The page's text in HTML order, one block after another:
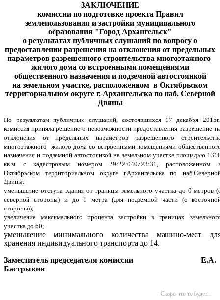
ЗАКЛЮЧЕНИЕ
комиссии по подготовке проекта Правил
землепользования и застройки муниципального
образования "Город Архангельск"
о результатах публичных слушаний по вопросу о
предоставлении разрешения на отклонения от предельных
параметров разрешенного строительства многоэтажного
жилого дома со встроенными помещениями
общественного назначения и подземной автостоянкой
на земельном участке, расположенном в Октябрьском
территориальном округе г. Архангельска по наб. Северной
Двины
По результатам публичных слушаний, состоявшихся 17 декабря
комиссия приняла решение о невозможности предоставления разрешение
отклонения от предельных параметров разрешенного
многоэтажного жилого дома со встроенными помещениями
назначения и подземной автостоянкой на земельном участке площадью
кв.м с кадастровым номером 29:22:040723:31, расположенном
Октябрьском территориальном округе г.Архангельска по
Двины:
уменьшение отступа здания от границы земельного участка до 0 метров
северной стороны) и до 1 метра (для подземной части (с
стороны));
увеличение максимального процента застройки в границах
участка до 60;
уменьшение минимального количества машино-мест
хранения индивидуального транспорта до 14.
Заместитель председателя комиссии Е.А.
Бастрыкин
Скоро что то будет...